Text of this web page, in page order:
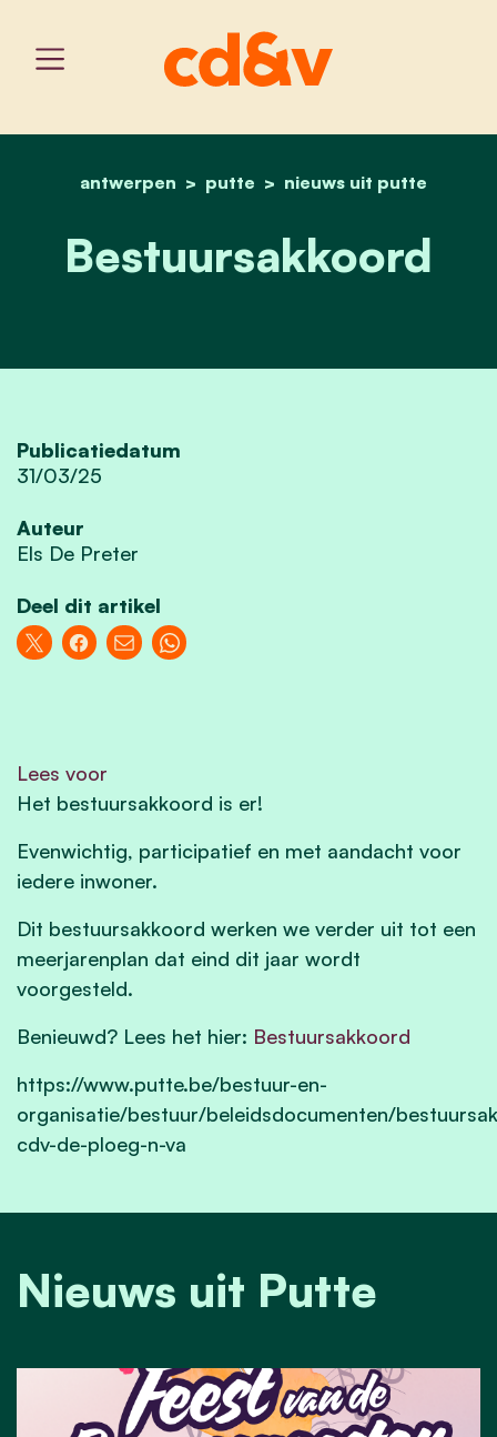
home
antwerpen putte nieuws uit putte
bestuursakkoord
Bestuursakkoord
Publicatiedatum
31/03/25
Auteur
Els De Preter
Deel dit artikel
Lees voor
Het bestuursakkoord is er!
Evenwichtig, participatief en met aandacht voor
iedere inwoner.
Dit bestuursakkoord werken we verder uit tot een
meerjarenplan dat eind dit jaar wordt
voorgesteld.
Benieuwd? Lees het hier: Bestuursakkoord
https://www.putte.be/bestuur-en-
organisatie/bestuur/beleidsdocumenten/
cdv-de-ploeg-n-va
Nieuws uit Putte